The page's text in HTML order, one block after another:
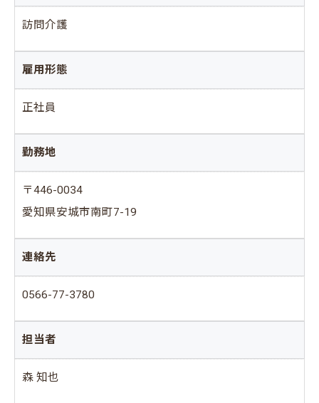
訪問介護
雇用形態
正社員
勤務地
〒446-0034
愛知県安城市南町7-19
連絡先
0566-77-3780
担当者
森 知也